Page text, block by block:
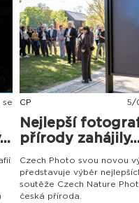
se CP 5/
Nejlepší
přírody
Czech Photo svou novou
představuje výběr
soutěže Czech Nature
česká příroda.